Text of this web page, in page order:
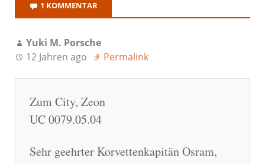
1 KOMMENTAR
Yuki M. Porsche
12 Jahren ago
Permalink
Zum City, Zeon
UC 0079.05.04
Sehr geehrter Korvettenkapitän Osram,